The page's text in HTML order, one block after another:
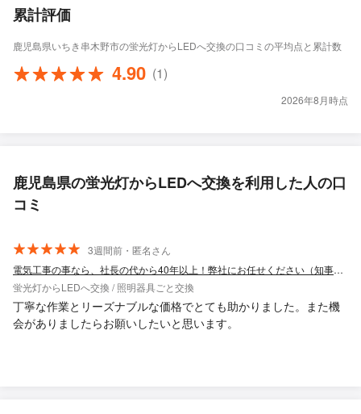
累計評価
鹿児島県いちき串木野市の蛍光灯からLEDへ交換の口コミの平均点と累計数
4.90 (1)
2026年8月時点
鹿児島県の蛍光灯からLEDへ交換を利用した人の口
コミ
3週間前・匿名さん
電気工事の事なら、社長の代から40年以上！弊社にお任せください（知事登録工事店）
蛍光灯からLEDへ交換 / 照明器具ごと交換
丁寧な作業とリーズナブルな価格でとても助かりました。また機
会がありましたらお願いしたいと思います。